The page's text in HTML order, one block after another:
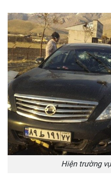
Hiện trường